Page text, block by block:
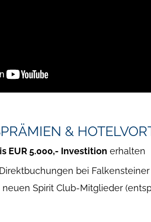
&
EUR 5.000,- Investition erhalten
bei
Spirit Club-Mitglieder